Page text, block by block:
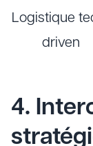
Logistique
driven
4.